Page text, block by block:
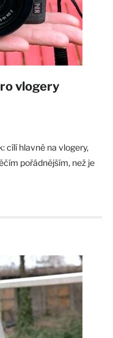
vlogery
cílí hlavně na vlogery,
pořádnějším, než je